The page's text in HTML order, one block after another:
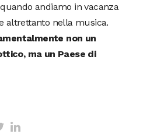
andiamo in vacanza
altrettanto nella musica.
non un
ma un Paese di